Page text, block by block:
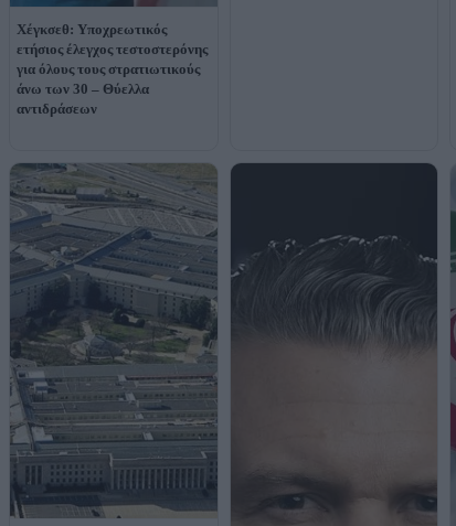
Χέγκσεθ: Υποχρεωτικός
ετήσιος έλεγχος τεστοστερόνης
για όλους τους στρατιωτικούς
άνω των 30 – Θύελλα
αντιδράσεων